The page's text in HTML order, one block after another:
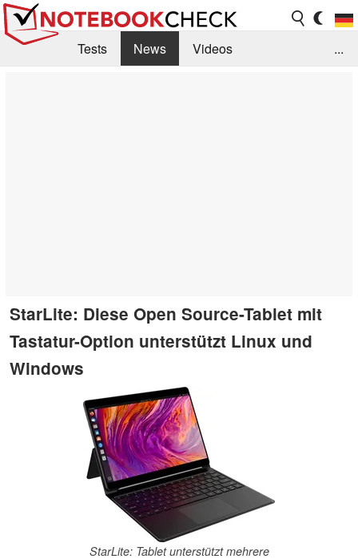
Tests News
Videos
...
StarLite: Diese Open Source-Tablet mit
Tastatur-Option unterstützt Linux und
Windows
StarLite: Tablet unterstützt mehrere